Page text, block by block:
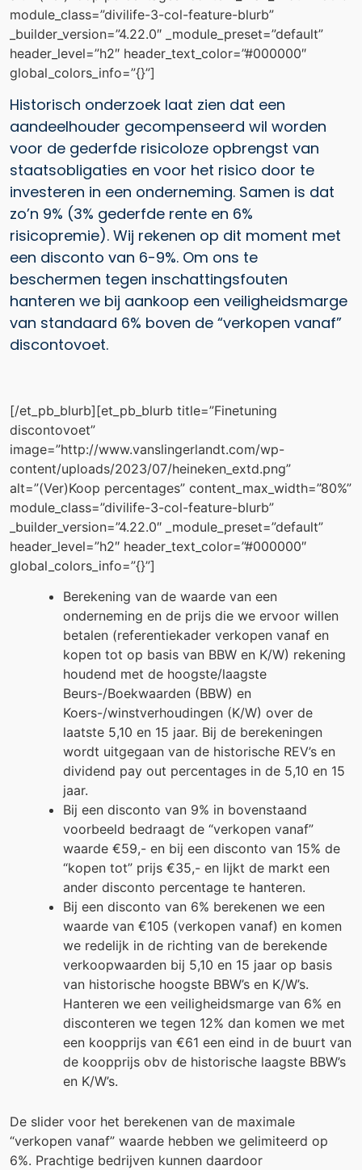
module_class=”divilife-3-col-feature-blurb”
_builder_version=”4.22.0″ _module_preset=”default”
header_level=”h2″ header_text_color=”#000000″
global_colors_info=”{}”]
Historisch onderzoek laat zien dat een
aandeelhouder gecompenseerd wil worden
voor de gederfde risicoloze opbrengst van
staatsobligaties en voor het risico door te
investeren in een onderneming. Samen is dat
zo’n 9% (3% gederfde rente en 6%
risicopremie). Wij rekenen op dit moment met
een disconto van 6-9%. Om ons te
beschermen tegen inschattingsfouten
hanteren we bij aankoop een veiligheidsmarge
van standaard 6% boven de “verkopen vanaf”
discontovoet.
[/et_pb_blurb][et_pb_blurb title=”Finetuning
discontovoet”
image=”http://www.vanslingerlandt.com/wp-
content/uploads/2023/07/heineken_extd.png”
alt=”(Ver)Koop percentages” content_max_width=”80%”
module_class=”divilife-3-col-feature-blurb”
_builder_version=”4.22.0″ _module_preset=”default”
header_level=”h2″ header_text_color=”#000000″
global_colors_info=”{}”]
Berekening van de waarde van een
onderneming en de prijs die we ervoor willen
betalen (referentiekader verkopen vanaf en
kopen tot op basis van BBW en K/W) rekening
houdend met de hoogste/laagste
Beurs-/Boekwaarden (BBW) en
Koers-/winstverhoudingen (K/W) over de
laatste 5,10 en 15 jaar. Bij de berekeningen
wordt uitgegaan van de historische REV’s en
dividend pay out percentages in de 5,10 en 15
jaar.
Bij een disconto van 9% in bovenstaand
voorbeeld bedraagt de “verkopen vanaf”
waarde €59,- en bij een disconto van 15% de
“kopen tot” prijs €35,- en lijkt de markt een
ander disconto percentage te hanteren.
Bij een disconto van 6% berekenen we een
waarde van €105 (verkopen vanaf) en komen
we redelijk in de richting van de berekende
verkoopwaarden bij 5,10 en 15 jaar op basis
van historische hoogste BBW’s en K/W’s.
Hanteren we een veiligheidsmarge van 6% en
disconteren we tegen 12% dan komen we met
een koopprijs van €61 een eind in de buurt van
de koopprijs obv de historische laagste BBW’s
en K/W’s.
De slider voor het berekenen van de maximale
“verkopen vanaf” waarde hebben we gelimiteerd op
6%. Prachtige bedrijven kunnen daardoor